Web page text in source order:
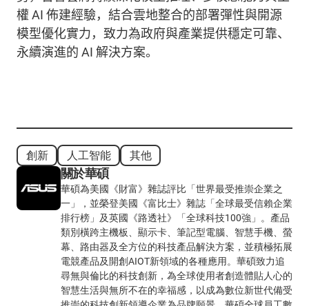
權AI 佈建經驗，結合雲地整合的部署彈性與開源
模型優化實力，致力為政府與產業提供穩定可靠、
永續演進的 AI 解決方案。
創新 人工智能 其他
關於華碩
華碩為美國《財富》雜誌評比「世界最受推崇企業之
一」，並榮登美國《富比士》雜誌「全球最受信賴企業
排行榜」及英國《路透社》「全球科技100強」。產品
類別橫跨主機板、顯示卡、筆記型電腦、智慧手機、螢
幕、路由器及全方位的科技產品解決方案，並積極拓展
電競產品及開創AIOT新領域的各種應用。華碩致力追
尋無與倫比的科技創新，為全球使用者創造體貼人心的
智慧生活與無所不在的幸福感，以成為數位新世代備受